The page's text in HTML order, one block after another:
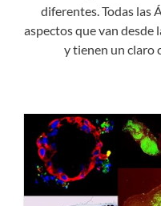
diferentes. Todas las
aspectos que van desde
y tienen un claro